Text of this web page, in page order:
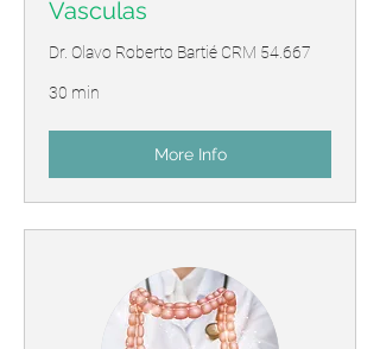
Vasculas
Dr. Olavo Roberto Bartié CRM 54.667
30 min
More Info